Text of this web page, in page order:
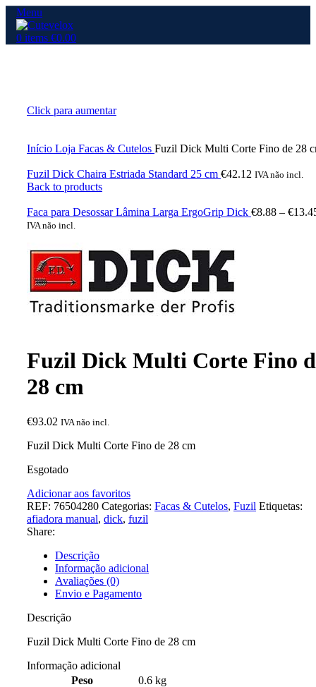
Menu
0 items €0.00
Click para aumentar
Início Loja Facas & Cutelos Fuzil Dick Multi Corte Fino de 28
Fuzil Dick Chaira Estriada Standard 25 cm €42.12 IVA não incl.
Back to products
Faca para Desossar Lâmina Larga ErgoGrip Dick €8.88 – €
IVA não incl.
Fuzil Dick Multi Corte Fino
28 cm
€93.02 IVA não incl.
Fuzil Dick Multi Corte Fino de 28 cm
Esgotado
Adicionar aos favoritos
REF: 76504280 Categorias: Facas & Cutelos, Fuzil Etiquetas:
afiadora manual, dick, fuzil
Share:
Descrição
Informação adicional
Avaliações (0)
Envio e Pagamento
Descrição
Fuzil Dick Multi Corte Fino de 28 cm
Informação adicional
Peso
0.6 kg